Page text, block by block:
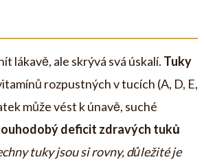
lákavě, ale skrývá svá úskalí. Tuky
rozpustných v tucích (A, D, E,
může vést k únavě, suché
deficit zdravých tuků
tuky jsou si rovny, důležité je